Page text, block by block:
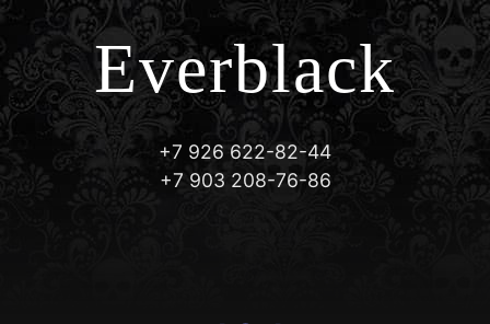
Everblack
+7 926 622-82-44
+7 903 208-76-86